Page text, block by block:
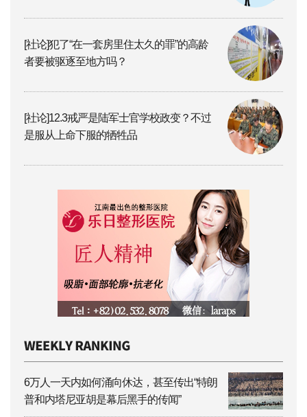
[社论]犯了“在一套房里住太久的罪”的高龄
者要被驱逐至地方吗？
[社论]12.3戒严是陆军士官学校政变？不过
是服从上命下服的牺牲品
6万人一天内如何涌向休达，甚至传出“特朗
普和内塔尼亚胡是幕后黑手的传闻”